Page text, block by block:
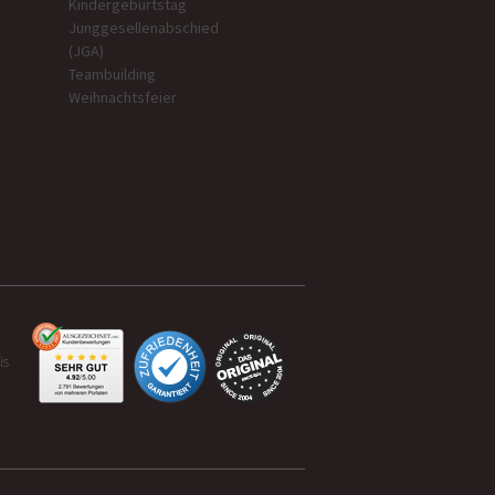
Kindergeburtstag
Junggesellenabschied
(JGA)
Teambuilding
Weihnachtsfeier